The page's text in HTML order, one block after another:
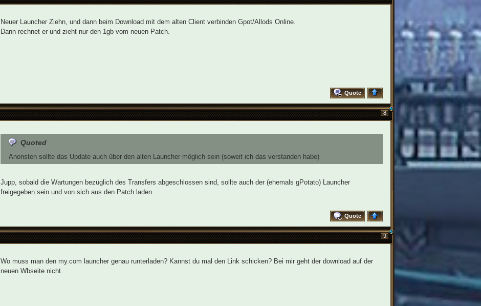
Neuer Launcher Ziehn, und dann beim Download mit dem alten Client verbinden Gpot/Allods Online.
Dann rechnet er und zieht nur den 1gb vom neuen Patch.
Quote
8
Quoted
Anonsten sollte das Update auch über den alten Launcher möglich sein (soweit ich das verstanden habe)
Jupp, sobald die Wartungen bezüglich des Transfers abgeschlossen sind, sollte auch der (ehemals gPotato) Launcher
freigegeben sein und von sich aus den Patch laden.
Quote
9
Wo muss man den my.com launcher genau runterladen? Kannst du mal den Link schicken? Bei mir geht der download auf der
neuen Wbseite nicht.